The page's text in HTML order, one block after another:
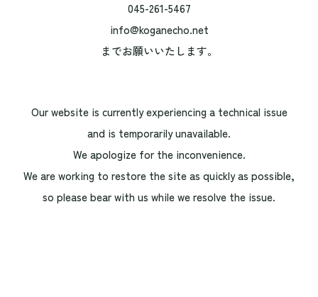
045-261-5467
info@koganecho.net
までお願いいたします。
Our website is currently experiencing a technical issue
and is temporarily unavailable.
We apologize for the inconvenience.
We are working to restore the site as quickly as possible,
so please bear with us while we resolve the issue.